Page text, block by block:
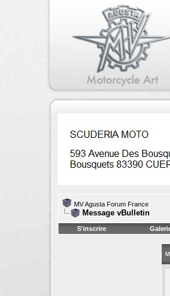
MV Agusta Forum France
Message vBulletin
S'inscrire